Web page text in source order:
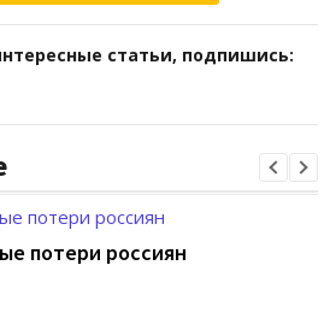
статьи, подпишись:
потери россиян